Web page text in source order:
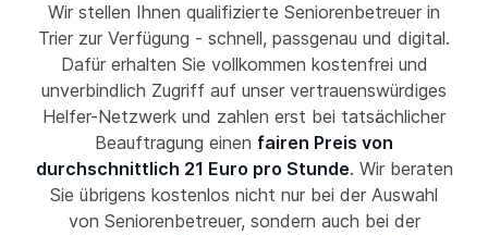
Wir stellen Ihnen qualifizierte Seniorenbetreuer in
Trier zur Verfügung - schnell, passgenau und digital.
Dafür erhalten Sie vollkommen kostenfrei und
unverbindlich Zugriff auf unser vertrauenswürdiges
Helfer-Netzwerk und zahlen erst bei tatsächlicher
Beauftragung einen fairen Preis von
durchschnittlich 21 Euro pro Stunde. Wir beraten
Sie übrigens kostenlos nicht nur bei der Auswahl
von Seniorenbetreuer, sondern auch bei der